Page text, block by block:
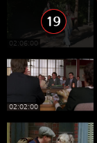
02:06:00
02:02:00